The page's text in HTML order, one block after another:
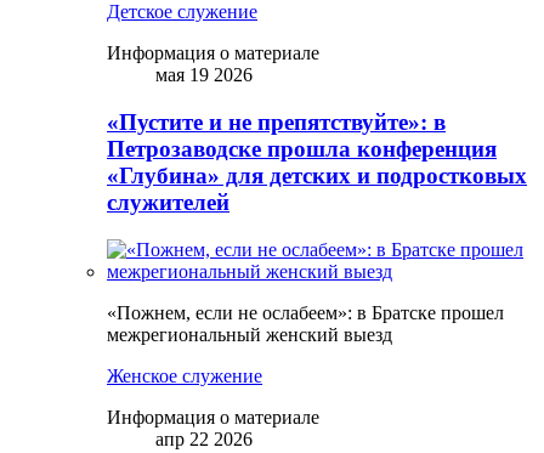
Детское служение
Информация о материале
мая 19 2026
«Пустите и не препятствуйте»: в
Петрозаводске прошла конференция
«Глубина» для детских и подростковых
служителей
«Пожнем, если не ослабеем»: в Братске прошел
межрегиональный женский выезд
Женское служение
Информация о материале
апр 22 2026